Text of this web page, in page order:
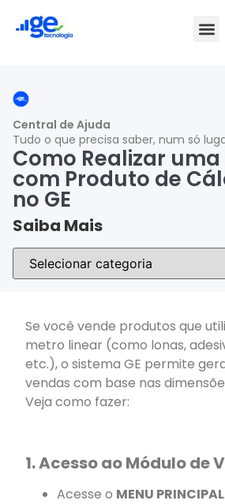
Central de Ajuda
Tudo o que precisa saber, num só
Como Realizar
com Produto de
no GE
Saiba Mais
Se você vende produtos que
metro linear (como lonas,
etc.), o sistema GE permite
vendas com base nas
Veja como fazer:
1. Acesso ao Módulo de
Acesse o MENU PRINCIPAL